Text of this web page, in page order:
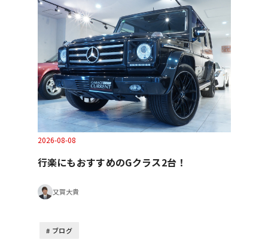
2026-08-08
行楽にもおすすめのGクラス2台！
又賀大貴
ブログ